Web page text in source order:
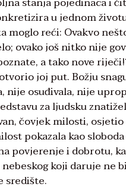
u jednom
moglo reći: Ovakvo
ovako još nitko nije
a tako nove
joj put. Božju
nije osuđivala, nije
za ljudsku
čovjek milosti,
pokazala kao
povjerenje i dobrotu,
koji daruje ne
središte.